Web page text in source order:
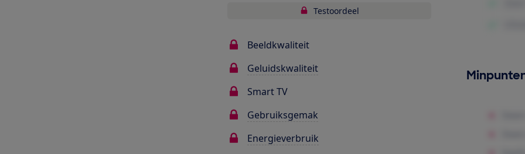
Testoordeel
Beeldkwaliteit
Geluidskwaliteit
Smart TV
Gebruiksgemak
Energieverbruik